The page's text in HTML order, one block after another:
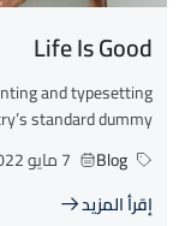
Life Is Good
and typesetting
standard dummy...
Blog
7 مايو 2022
إقرأ المزيد